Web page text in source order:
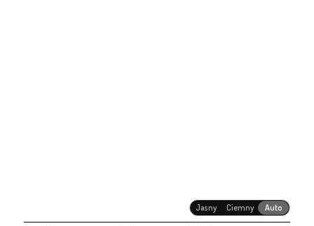
Jasny Ciemny Auto